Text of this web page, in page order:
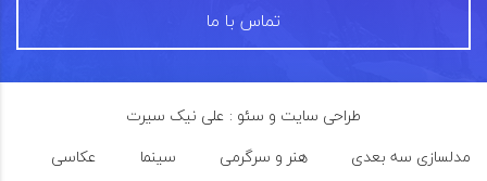
تماس با ما
طراحی سایت و سئو : علی نیک سیرت
مدلسازی سه بعدی
هنر و سرگرمی سینما عکاسی